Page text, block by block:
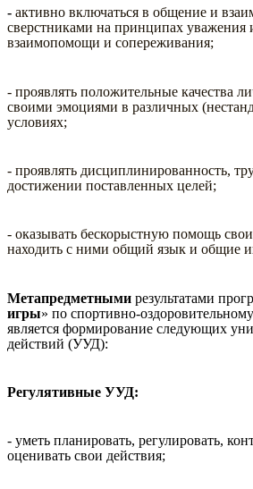
- активно включаться в общение и
сверстниками на принципах уважения
взаимопомощи и сопереживания;
- проявлять положительные качества
своими эмоциями в различных
условиях;
- проявлять дисциплинированность,
достижении поставленных целей;
- оказывать бескорыстную помощь
находить с ними общий язык и общие
Метапредметными результатами
игры» по спортивно-
является формирование следующих
действий (УУД):
Регулятивные УУД:
- уметь планировать, регулировать,
оценивать свои действия;